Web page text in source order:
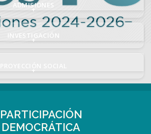
ADMISIONES
+
INVESTIGACIÓN
+
+
PARTICIPACIÓN
DEMOCRÁTICA